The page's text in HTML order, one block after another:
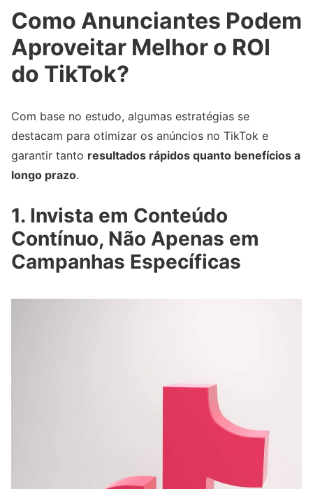
Como Anunciantes Podem
Aproveitar Melhor o ROI
do TikTok?
Com base no estudo, algumas estratégias se
destacam para otimizar os anúncios no TikTok e
garantir tanto resultados rápidos quanto benefícios a
longo prazo.
1. Invista em Conteúdo
Contínuo, Não Apenas em
Campanhas Específicas